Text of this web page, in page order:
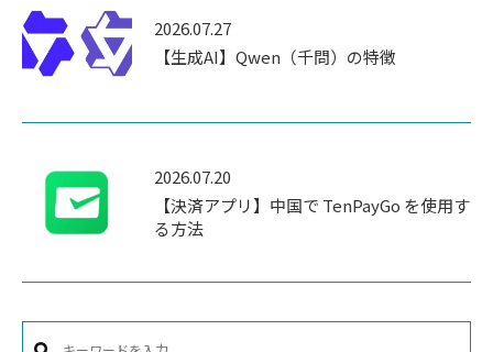
2026.07.27
【生成AI】Qwen（千問）の特徴
2026.07.20
【決済アプリ】中国で TenPayGo を使用す
る方法